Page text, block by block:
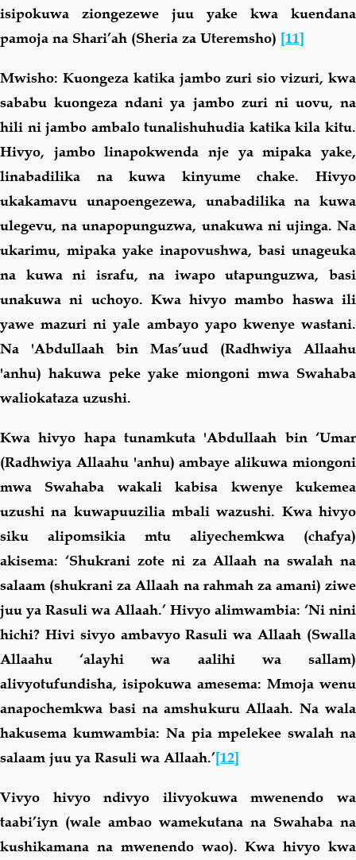
isipokuwa ziongezewe juu yake kwa kuendana
pamoja na Shari’ah (Sheria za Uteremsho) [11]
Mwisho: Kuongeza katika jambo zuri sio vizuri, kwa
sababu kuongeza ndani ya jambo zuri ni uovu, na
hili ni jambo ambalo tunalishuhudia katika kila kitu.
Hivyo, jambo linapokwenda nje ya mipaka yake,
linabadilika na kuwa kinyume chake. Hivyo
ukakamavu unapoengezewa, unabadilika na kuwa
ulegevu, na unapopunguzwa, unakuwa ni ujinga. Na
ukarimu, mipaka yake inapovushwa, basi unageuka
na kuwa ni israfu, na iwapo utapunguzwa, basi
unakuwa ni uchoyo. Kwa hivyo mambo haswa ili
yawe mazuri ni yale ambayo yapo kwenye wastani.
Na 'Abdullaah bin Mas’uud (Radhwiya Allaahu
'anhu) hakuwa peke yake miongoni mwa Swahaba
waliokataza uzushi.
Kwa hivyo hapa tunamkuta 'Abdullaah bin ‘Umar
(Radhwiya Allaahu 'anhu) ambaye alikuwa miongoni
mwa Swahaba wakali kabisa kwenye kukemea
uzushi na kuwapuuzilia mbali wazushi. Kwa hivyo
siku alipomsikia mtu aliyechemkwa (chafya)
akisema: ‘Shukrani zote ni za Allaah na swalah na
salaam (shukrani za Allaah na rahmah za amani) ziwe
juu ya Rasuli wa Allaah.’ Hivyo alimwambia: ‘Ni nini
hichi? Hivi sivyo ambavyo Rasuli wa Allaah (Swalla
Allaahu ‘alayhi wa aalihi wa sallam)
alivyotufundisha, isipokuwa amesema: Mmoja wenu
anapochemkwa basi na amshukuru Allaah. Na wala
hakusema kumwambia: Na pia mpelekee swalah na
salaam juu ya Rasuli wa Allaah.’[12]
Vivyo hivyo ndivyo ilivyokuwa mwenendo wa
taabi’iyn (wale ambao wamekutana na Swahaba na
kushikamana na mwenendo wao). Kwa hivyo kwa